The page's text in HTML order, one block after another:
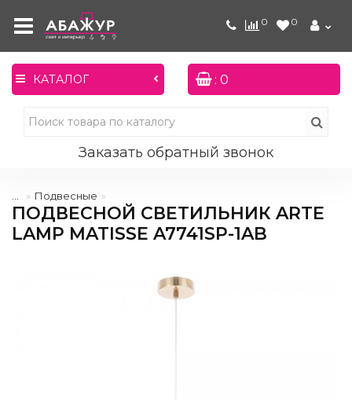
0 0
КАТАЛОГ : 0
Заказать обратный звонок
Подвесные
ПОДВЕСНОЙ СВЕТИЛЬНИК ARTE
LAMP MATISSE A7741SP-1AB